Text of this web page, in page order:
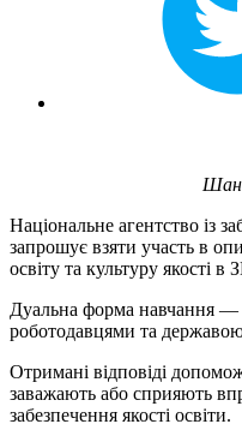
Національне агентство із
запрошує взяти участь в
освіту та культуру якості в
Дуальна форма навчання —
роботодавцями та
Отримані відповіді
заважають або сприяють
забезпечення якості освіти.